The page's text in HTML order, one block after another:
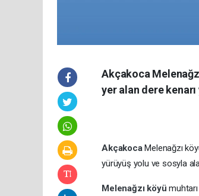
Akçakoca
yer alan dere
AkçakocaMelenağzı
yürüyüş yolu ve sosyla
Melenağzı köyü